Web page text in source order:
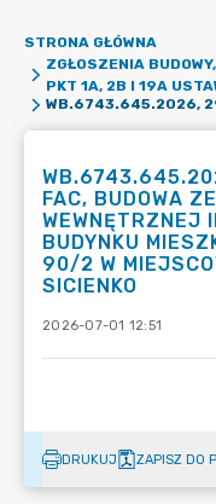
STRONA GŁÓWNA
ZGŁOSZENIA
PKT 1A, 2B I 19A
FAC, BUDOWA
WEWNĘTRZNEJ
BUDYNKU
90/2 W
SICIENKO
2026-07-01 12:51
DRUKUJ ZAPISZ DO